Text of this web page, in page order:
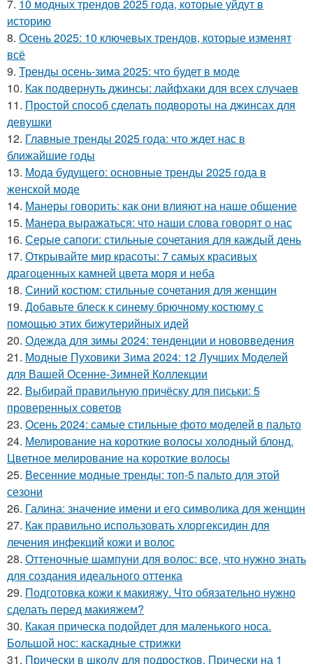
7. 10 модных трендов 2025 года, которые уйдут в
историю
8. Осень 2025: 10 ключевых трендов, которые изменят
всё
9. Тренды осень-зима 2025: что будет в моде
10. Как подвернуть джинсы: лайфхаки для всех случаев
11. Простой способ сделать подвороты на джинсах для
девушки
12. Главные тренды 2025 года: что ждет нас в
ближайшие годы
13. Мода будущего: основные тренды 2025 года в
женской моде
14. Манеры говорить: как они влияют на наше общение
15. Манера выражаться: что наши слова говорят о нас
16. Серые сапоги: стильные сочетания для каждый день
17. Открывайте мир красоты: 7 самых красивых
драгоценных камней цвета моря и неба
18. Синий костюм: стильные сочетания для женщин
19. Добавьте блеск к синему брючному костюму с
помощью этих бижутерийных идей
20. Одежда для зимы 2024: тенденции и нововведения
21. Модные Пуховики Зима 2024: 12 Лучших Моделей
для Вашей Осенне-Зимней Коллекции
22. Выбирай правильную причёску для письки: 5
проверенных советов
23. Осень 2024: самые стильные фото моделей в пальто
24. Мелирование на короткие волосы холодный блонд.
Цветное мелирование на короткие волосы
25. Весенние модные тренды: топ-5 пальто для этой
сезони
26. Галина: значение имени и его символика для женщин
27. Как правильно использовать хлоргексидин для
лечения инфекций кожи и волос
28. Оттеночные шампуни для волос: все, что нужно знать
для создания идеального оттенка
29. Подготовка кожи к макияжу. Что обязательно нужно
сделать перед макияжем?
30. Какая прическа подойдет для маленького носа.
Большой нос: каскадные стрижки
31. Прически в школу для подростков. Прически на 1